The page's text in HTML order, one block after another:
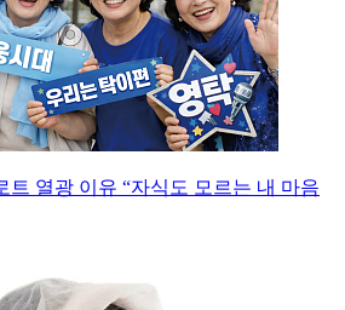
트 열광 이유 “자식도 모르는 내 마음